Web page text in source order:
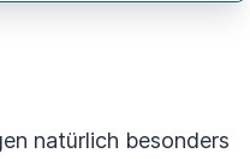
natürlich besonders